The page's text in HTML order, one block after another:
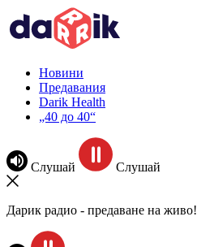
Новини
Предавания
Darik Health
„40 до 40“
Слушай Слушай
Дарик радио - предаване на живо!